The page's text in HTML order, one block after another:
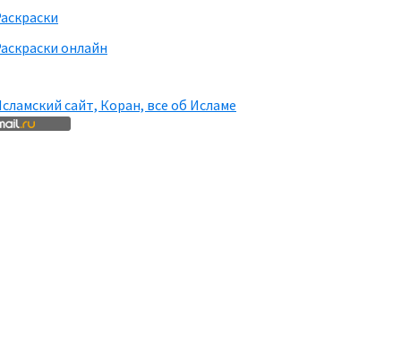
онлайн
сайт, Коран, все об Исламе